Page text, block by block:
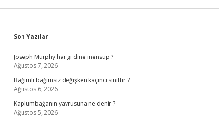
Sidebar
Son Yazılar
Joseph Murphy hangi dine mensup ?
Ağustos 7, 2026
Bağımlı bağımsız değişken kaçıncı sınıftır ?
Ağustos 6, 2026
Kaplumbağanın yavrusuna ne denir ?
Ağustos 5, 2026